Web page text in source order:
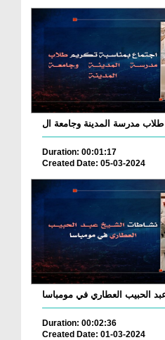
Duration: 00:01:17
Created Date: 05-03-2024
الحبيب العطاري في مومباسا
Duration: 00:02:36
Created Date: 01-03-2024